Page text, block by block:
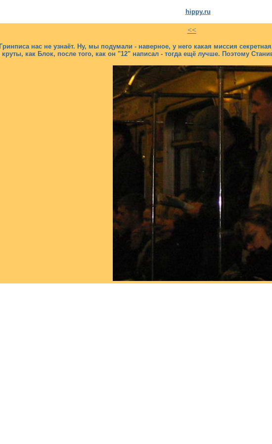
hippy.ru
<<
нас не узнаёт. Ну, мы подумали - наверное, у него какая миссия
круты, как Блок, после того, как он "12" написал - тогда ещё лучше. Поэтому